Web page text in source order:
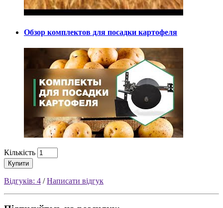
Обзор комплектов для посадки картофеля
Кількість
Купити
Відгуків: 4 /Написати відгук